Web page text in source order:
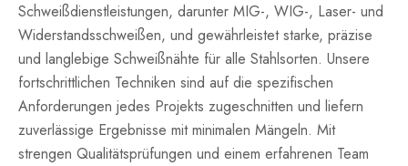
Schweißdienstleistungen, darunter MIG-, WIG-, Laser- und
Widerstandsschweißen, und gewährleistet starke, präzise
und langlebige Schweißnähte für alle Stahlsorten. Unsere
fortschrittlichen Techniken sind auf die spezifischen
Anforderungen jedes Projekts zugeschnitten und liefern
zuverlässige Ergebnisse mit minimalen Mängeln. Mit
strengen Qualitätsprüfungen und einem erfahrenen Team